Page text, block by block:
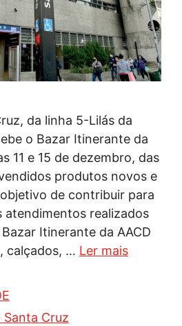
da linha 5-Lilás da
o Bazar Itinerante da
11 e 15 de dezembro, das
produtos novos e
de contribuir para
atendimentos realizados
Itinerante da AACD
calçados, … Ler mais
Santa Cruz